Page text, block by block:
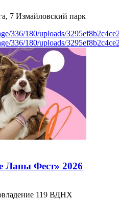
7 Измайловский парк
336/180/uploads/
336/180/uploads/
Лапы Фест» 2026
119 ВДНХ